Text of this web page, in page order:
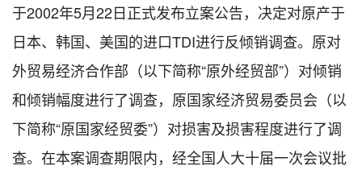
于2002年5月22日正式发布立案公告，决定对原产于
日本、韩国、美国的进口TDI进行反倾销调查。原对
外贸易经济合作部（以下简称“原外经贸部”）对倾销
和倾销幅度进行了调查，原国家经济贸易委员会（以
下简称“原国家经贸委”）对损害及损害程度进行了调
查。在本案调查期限内，经全国人大十届一次会议批